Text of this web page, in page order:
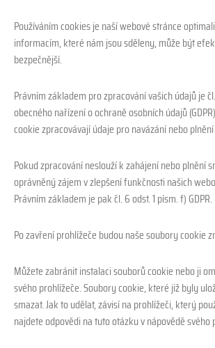
Používáním cookies je naší webové stránce
informacím, které nám jsou sděleny, může být
bezpečnější.
Právním základem pro zpracování vašich údajů je
obecného nařízení o ochraně osobních údajů
cookie zpracovávají údaje pro navázání nebo
Pokud zpracování neslouží k zahájení nebo plnění
oprávněný zájem v zlepšení funkčnosti našich
Právním základem je pak čl. 6 odst. 1 písm. f) GDPR.
Po zavření prohlížeče budou naše soubory cookie
Můžete zabránit instalaci souborů cookie nebo ji
svého prohlížeče. Soubory cookie, které již byly
smazat. Jak to udělat, závisí na prohlížeči, který
najdete odpovědi na tuto otázku v nápovědě svého